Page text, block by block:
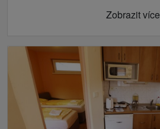
Zobrazit více